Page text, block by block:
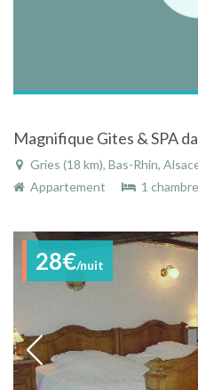
Gries (18 km), Bas-Rhin,
Appartement
1 chambre
28€/nuit